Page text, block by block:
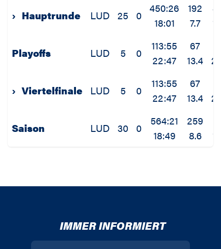
› Hauptrunde LUD 25 0
450:26
18:01
192
7.7
Playoffs LUD 5 0
113:55
22:47
67
13.4
› Viertelfinale LUD 5 0
113:55
22:47
67
13.4
Saison LUD 30 0
564:21
18:49
259
8.6
IMMER INFORMIERT